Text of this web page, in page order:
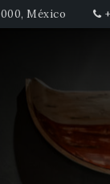
México